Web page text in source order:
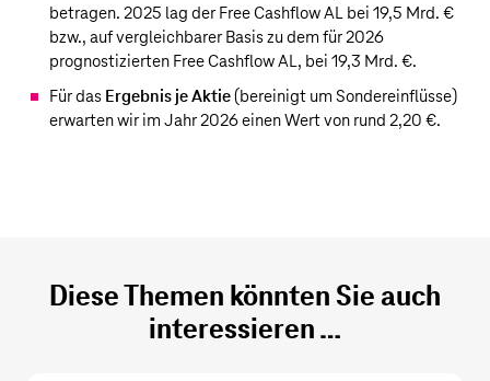
betragen. 2025 lag der Free Cashflow AL bei 19,5 Mrd. €
bzw., auf vergleichbarer Basis zu dem für 2026
prognostizierten Free Cashflow AL, bei 19,3 Mrd. €.
Für das Ergebnis je Aktie(bereinigt um Sondereinflüsse)
erwarten wir im Jahr 2026 einen Wert von rund 2,20 €.
Diese Themen könnten Sie auch
interessieren …